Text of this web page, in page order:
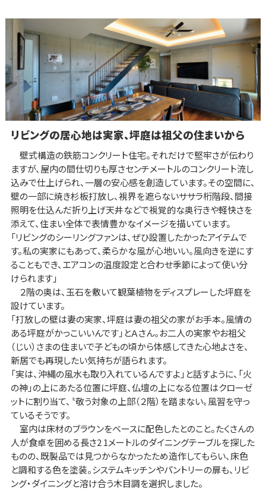
リビングの居心地は実家、坪庭は祖父の住まいから
壁式構造の鉄筋コンクリート住宅。それだけで堅牢さが伝わり
ますが、屋内の間仕切りも厚さセンチメートルのコンクリート流し
込みで仕上げられ、一層の安心感を創造しています。その空間に、
壁の一部に焼き杉板打放し、視界を遮らないササラ桁階段、間接
照明を仕込んだ折り上げ天井などで視覚的な奥行きや軽快さを
添えて、住まい全体で表情豊かなイメージを描いています。
「リビングのシーリングファンは、ぜひ設置したかったアイテムで
す。私の実家にもあって、柔らかな風が心地いい。風向きを逆にす
ることもでき、エアコンの温度設定と合わせ季節によって使い分
けられます」
２階の奥は、玉石を敷いて観葉植物をディスプレーした坪庭を
設けています。
「打放しの壁は妻の実家、坪庭は妻の祖父の家がお手本。風情の
ある坪庭がかっこいいんです」とＡさん。お二人の実家やお祖父
（じい）さまの住まいで子どもの頃から体感してきた心地よさを、
新居でも再現したい気持ちが語られます。
「実は、沖縄の風水も取り入れているんですよ」と話すように、「火
の神」の上にあたる位置に坪庭、仏壇の上になる位置はクローゼ
ットに割り当て、〝敬う対象の上部（２階）を踏まない〟風習を守っ
ているそうです。
室内は床材のブラウンをベースに配色したとのこと。たくさんの
人が食卓を囲める長さ2 1メートルのダイニングテーブルを探した
ものの、既製品では見つからなかったため造作してもらい、床色
と調和する色を塗装。システムキッチンやパントリーの扉も、リビ
ング・ダイニングと溶け合う木目調を選択しました。